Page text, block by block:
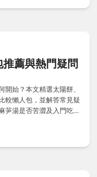
薦與熱門疑問
始？本文精選太陽餅、
較懶人包，並解答常見疑
芛湯是否苦澀及入門吃